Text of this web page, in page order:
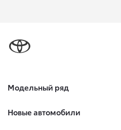
Модельный ряд
Новые автомобили